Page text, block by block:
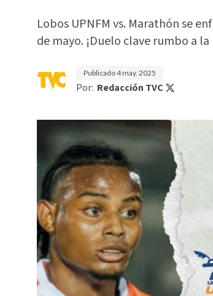
Lobos UPNFM vs. Marathón se
de mayo. ¡Duelo clave rumbo a
Publicado4 may. 2025
Por: Redacción TVC